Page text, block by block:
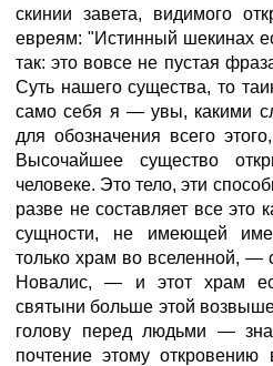
скинии завета, видимого
евреям: "Истинный шекинах
так: это вовсе не пустая
Суть нашего существа, то
само себя я — увы, какими
для обозначения всего
Высочайшее существо
человеке. Это тело, эти
разве не составляет все это
сущности, не имеющей
только храм во вселенной, —
Новалис, — и этот храм
святыни больше этой
голову перед людьми —
почтение этому